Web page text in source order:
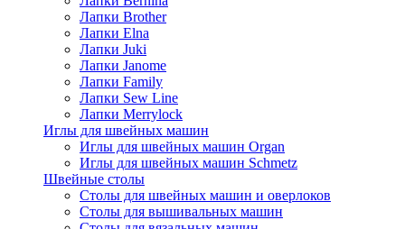
Лапки Brother
Лапки Elna
Лапки Juki
Лапки Janome
Лапки Family
Лапки Sew Line
Лапки Merrylock
Иглы для швейных машин
Иглы для швейных машин Organ
Иглы для швейных машин Schmetz
Швейные столы
Столы для швейных машин и оверлоков
Столы для вышивальных машин